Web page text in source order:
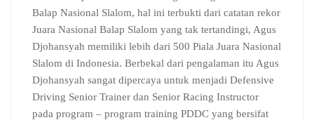
Balap Nasional Slalom, hal ini terbukti dari catatan rekor
Juara Nasional Balap Slalom yang tak tertandingi, Agus
Djohansyah memiliki lebih dari 500 Piala Juara Nasional
Slalom di Indonesia. Berbekal dari pengalaman itu Agus
Djohansyah sangat dipercaya untuk menjadi Defensive
Driving Senior Trainer dan Senior Racing Instructor
pada program – program training PDDC yang bersifat